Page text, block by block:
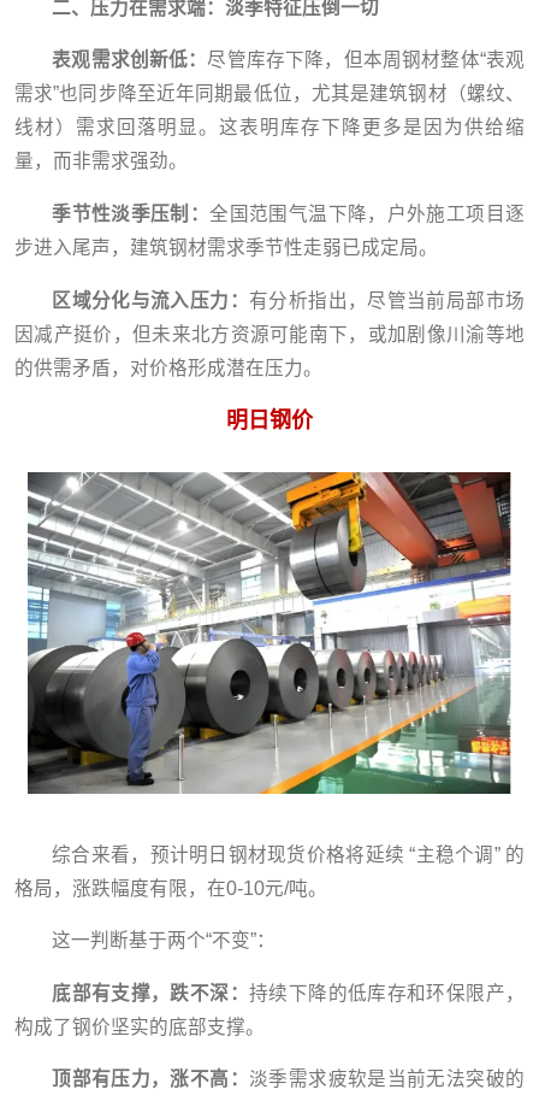
二、压力在需求端：淡季特征压倒一切
表观需求创新低：尽管库存下降，但本周钢材整体“表观
需求”也同步降至近年同期最低位，尤其是建筑钢材（螺纹、
线材）需求回落明显。这表明库存下降更多是因为供给缩
量，而非需求强劲。
季节性淡季压制：全国范围气温下降，户外施工项目逐
步进入尾声，建筑钢材需求季节性走弱已成定局。
区域分化与流入压力： 有分析指出，尽管当前局部市场
因减产挺价，但未来北方资源可能南下，或加剧像川渝等地
的供需矛盾，对价格形成潜在压力。
明日钢价
综合来看，预计明日钢材现货价格将延续 “主稳个调” 的
格局，涨跌幅度有限，在0-10元/吨。
这一判断基于两个“不变”：
底部有支撑，跌不深：持续下降的低库存和环保限产，
构成了钢价坚实的底部支撑。
顶部有压力，涨不高： 淡季需求疲软是当前无法突破的